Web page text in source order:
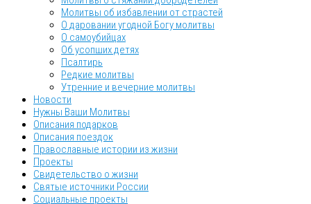
Молитвы об избавлении от страстей
О даровании угодной Богу молитвы
О самоубийцах
Об усопших детях
Псалтирь
Редкие молитвы
Утренние и вечерние молитвы
Новости
Нужны Ваши Молитвы
Описания подарков
Описания поездок
Православные истории из жизни
Проекты
Свидетельство о жизни
Святые источники России
Социальные проекты